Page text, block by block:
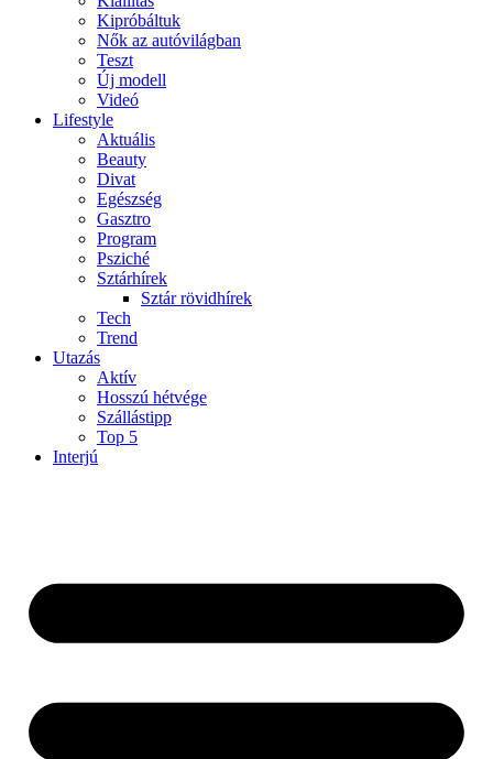
Kipróbáltuk
Nők az autóvilágban
Teszt
Új modell
Videó
Lifestyle
Aktuális
Beauty
Divat
Egészség
Gasztro
Program
Psziché
Sztárhírek
Sztár rövidhírek
Tech
Trend
Utazás
Aktív
Hosszú hétvége
Szállástipp
Top 5
Interjú